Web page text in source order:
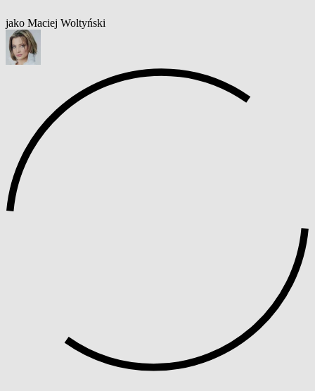
jako Maciej Woltyński